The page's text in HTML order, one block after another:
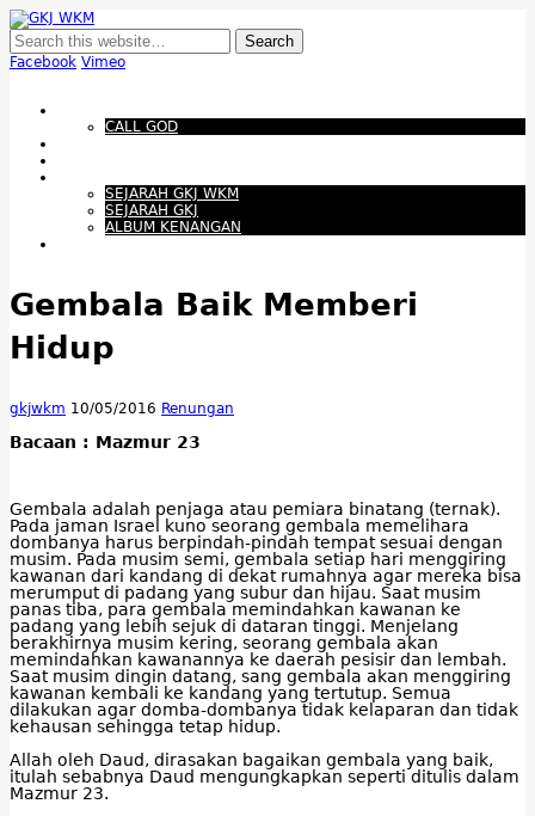
Membangun Gereja Kokoh melalui Pelayanan Holistik, Teknologi, dan
Budaya Apresiatif
Facebook Vimeo
CALL GOD
SEJARAH GKJ WKM
SEJARAH GKJ
ALBUM KENANGAN
Gembala Baik Memberi
Hidup
gkjwkm 10/05/2016 Renungan
Bacaan : Mazmur 23
Gembala adalah penjaga atau pemiara binatang (ternak).
Pada jaman Israel kuno seorang gembala memelihara
dombanya harus berpindah-pindah tempat sesuai dengan
musim. Pada musim semi, gembala setiap hari menggiring
kawanan dari kandang di dekat rumahnya agar mereka bisa
merumput di padang yang subur dan hijau. Saat musim
panas tiba, para gembala memindahkan kawanan ke
padang yang lebih sejuk di dataran tinggi. Menjelang
berakhirnya musim kering, seorang gembala akan
memindahkan kawanannya ke daerah pesisir dan lembah.
Saat musim dingin datang, sang gembala akan menggiring
kawanan kembali ke kandang yang tertutup. Semua
dilakukan agar domba-dombanya tidak kelaparan dan tidak
kehausan sehingga tetap hidup.
Allah oleh Daud, dirasakan bagaikan gembala yang baik,
itulah sebabnya Daud mengungkapkan seperti ditulis dalam
Mazmur 23.